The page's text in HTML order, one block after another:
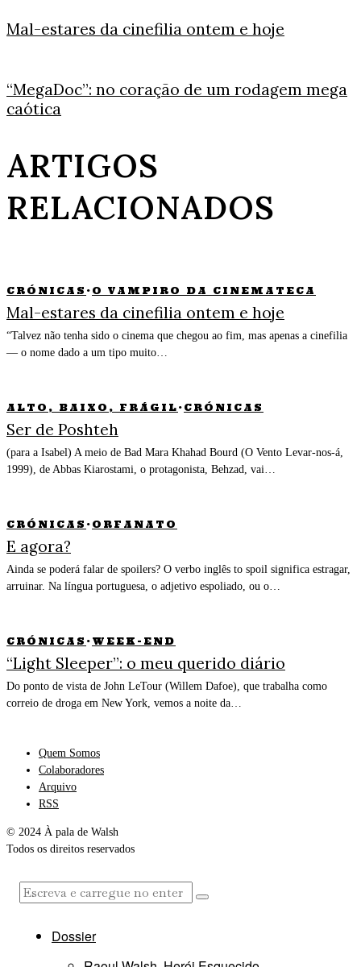
Mal-estares da cinefilia ontem e hoje
“MegaDoc”: no coração de um rodagem mega
caótica
ARTIGOS
RELACIONADOS
CRÓNICAS · O VAMPIRO DA CINEMATECA
Mal-estares da cinefilia ontem e hoje
“Talvez não tenha sido o cinema que chegou ao fim, mas apenas a cinefilia
— o nome dado a um tipo muito…
ALTO, BAIXO, FRÁGIL · CRÓNICAS
Ser de Poshteh
(para a Isabel) A meio de Bad Mara Khahad Bourd (O Vento Levar-nos-á,
1999), de Abbas Kiarostami, o protagonista, Behzad, vai…
CRÓNICAS · ORFANATO
E agora?
Ainda se poderá falar de spoilers? O verbo inglês to spoil significa estragar,
arruinar. Na língua portuguesa, o adjetivo espoliado, ou o…
CRÓNICAS · WEEK-END
“Light Sleeper”: o meu querido diário
Do ponto de vista de John LeTour (Willem Dafoe), que trabalha como
correio de droga em New York, vemos a noite da…
Quem Somos
Colaboradores
Arquivo
RSS
© 2024 À pala de Walsh
Todos os direitos reservados
Dossier